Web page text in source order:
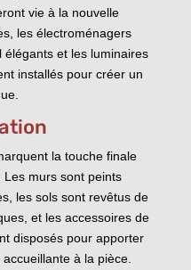
vie à la nouvelle
les électroménagers
et les luminaires
installés pour créer un
la touche finale
murs sont peints
les sols sont revêtus de
et les accessoires de
disposés pour apporter
à la pièce.